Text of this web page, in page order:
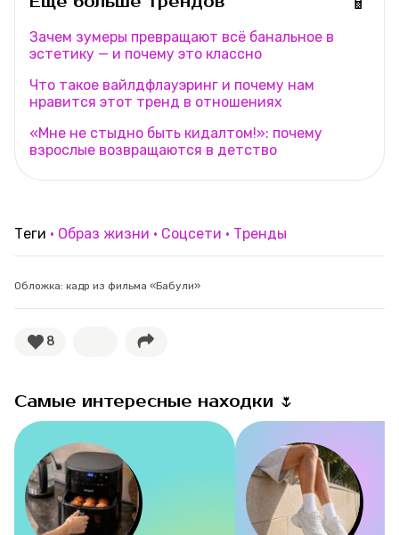
Зачем зумеры превращают всё банальное в
эстетику — и почему это классно
Что такое вайлдфлауэринг и почему нам
нравится этот тренд в отношениях
«Мне не стыдно быть кидалтом!»: почему
взрослые возвращаются в детство
Теги Образ жизни Соцсети Тренды
Обложка: кадр из фильма «Бабули»
8
Самые интересные находки 🌷